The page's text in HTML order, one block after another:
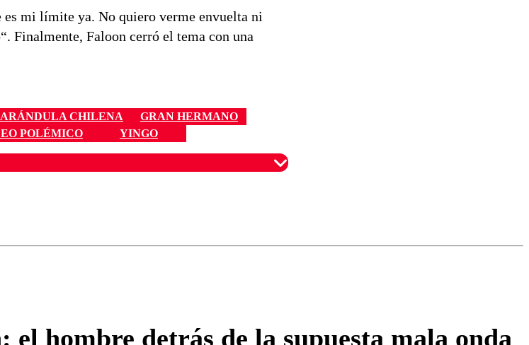
es mi límite ya. No quiero verme envuelta ni
“. Finalmente, Faloon cerró el tema con una
CHILENA
GRAN HERMANO
POLÉMICO YINGO
hombre detrás de la supuesta mala onda